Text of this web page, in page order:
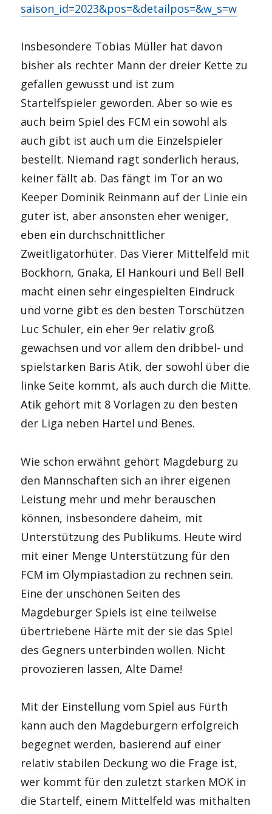
saison_id=2023&pos=&detailpos=&w_s=w
Insbesondere Tobias Müller hat davon
bisher als rechter Mann der dreier Kette zu
gefallen gewusst und ist zum
Startelfspieler geworden. Aber so wie es
auch beim Spiel des FCM ein sowohl als
auch gibt ist auch um die Einzelspieler
bestellt. Niemand ragt sonderlich heraus,
keiner fällt ab. Das fängt im Tor an wo
Keeper Dominik Reinmann auf der Linie ein
guter ist, aber ansonsten eher weniger,
eben ein durchschnittlicher
Zweitligatorhüter. Das Vierer Mittelfeld mit
Bockhorn, Gnaka, El Hankouri und Bell Bell
macht einen sehr eingespielten Eindruck
und vorne gibt es den besten Torschützen
Luc Schuler, ein eher 9er relativ groß
gewachsen und vor allem den dribbel- und
spielstarken Baris Atik, der sowohl über die
linke Seite kommt, als auch durch die Mitte.
Atik gehört mit 8 Vorlagen zu den besten
der Liga neben Hartel und Benes.
Wie schon erwähnt gehört Magdeburg zu
den Mannschaften sich an ihrer eigenen
Leistung mehr und mehr berauschen
können, insbesondere daheim, mit
Unterstützung des Publikums. Heute wird
mit einer Menge Unterstützung für den
FCM im Olympiastadion zu rechnen sein.
Eine der unschönen Seiten des
Magdeburger Spiels ist eine teilweise
übertriebene Härte mit der sie das Spiel
des Gegners unterbinden wollen. Nicht
provozieren lassen, Alte Dame!
Mit der Einstellung vom Spiel aus Fürth
kann auch den Magdeburgern erfolgreich
begegnet werden, basierend auf einer
relativ stabilen Deckung wo die Frage ist,
wer kommt für den zuletzt starken MOK in
die Startelf, einem Mittelfeld was mithalten